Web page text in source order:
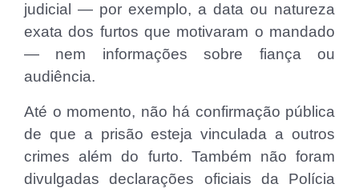
judicial — por exemplo, a data ou natureza
exata dos furtos que motivaram o mandado
— nem informações sobre fiança ou
audiência.
Até o momento, não há confirmação pública
de que a prisão esteja vinculada a outros
crimes além do furto. Também não foram
divulgadas declarações oficiais da Polícia